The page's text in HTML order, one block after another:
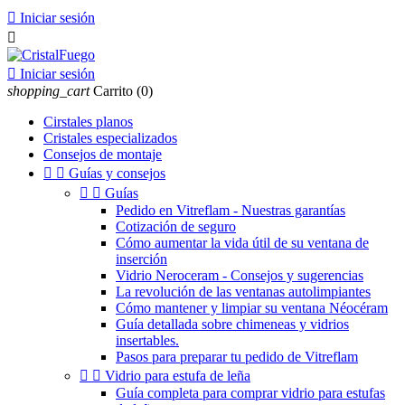
 Iniciar sesión

 Iniciar sesión
shopping_cart Carrito (0)
Cirstales planos
Cristales especializados
Consejos de montaje
  Guías y consejos
  Guías
Pedido en Vitreflam - Nuestras garantías
Cotización de seguro
Cómo aumentar la vida útil de su ventana de
inserción
Vidrio Neroceram - Consejos y sugerencias
La revolución de las ventanas autolimpiantes
Cómo mantener y limpiar su ventana Néocéram
Guía detallada sobre chimeneas y vidrios
insertables.
Pasos para preparar tu pedido de Vitreflam
  Vidrio para estufa de leña
Guía completa para comprar vidrio para estufas